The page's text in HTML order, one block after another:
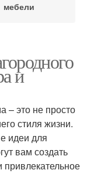
мебели
и
– это не просто
стиля жизни.
идеи для
вам создать
привлекательное